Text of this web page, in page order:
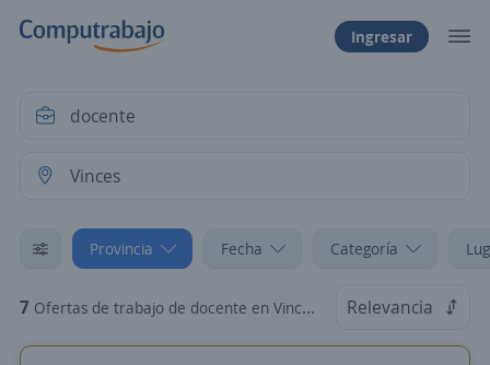
Ingresar
Provincia Fecha Categoría
7 Ofertas de trabajo de docente en Vinces, Los Ríos Relevancia